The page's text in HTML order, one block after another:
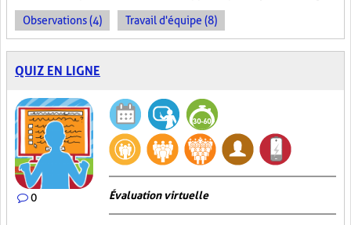
Observations (4) Travail d'équipe (8)
QUIZ EN LIGNE
0 Évaluation virtuelle